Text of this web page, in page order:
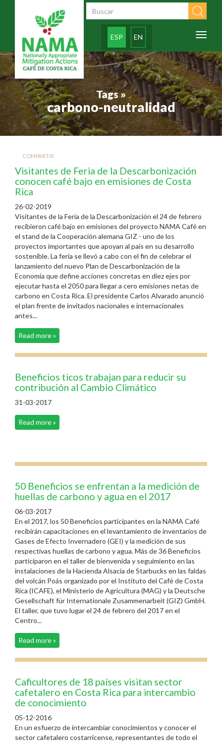
Formulario de
búsqueda
ESP EN
Toggle
Tags »
carbono-neutralidad
COMPARTIR
Visitantes de Feria de la Descarbonización
conocen café bajo en emisiones de Costa
Rica
26-02-2019
Visitantes de la Feria de la Descarbonización el 24 de febrero
recibieron café bajo en emisiones del proyecto NAMA Café en
el stand de la Cooperación alemana GIZ - uno de los
proyectos importantes que apoyan al país en su desarrollo
sostenible. La feria se llevó a cabo con el fin de celebrar el
lanzamiento del nuevo Plan de Descarbonización de la
Economía que define acciones concretas en diez ejes por
ejecutar hasta el 2050 para llegar a cero emisiones netas de
carbono en Costa Rica. El presidente Carlos Alvarado anunció
el plan frente de invitados nacionales e internacionales
antes...
Read more »
Beneficios ticos trabajan para reducir su
contribución al Cambio Climático
31-03-2017
Read more »
50 Beneficios se enfrentan a la medición de
huellas de carbono y agua en el 2017
06-03-2017
En el 2017, los 50 Beneficios participantes en la NAMA Café
recibirán capacitaciones en el levantamiento de inventarios de
Gases de Efecto Invernadero (GEI) y la medición de sus
respectivas huellas de carbono y agua. Más de 36 Beneficios
participaron en el taller de bienvenida y seguimiento en las
instalaciones de la Hacienda Alsacia de Starbucks en las faldas
del volcán Poás organizado por el Instituto del Café de Costa
Rica (ICAFE), el Ministerio de Agricultura (MAG) y la Deutsche
Gesellschaft für Internationale Zusammenarbeit (GIZ) GmbH.
El taller, que tuvo lugar el 24 de febrero del 2017 en el
Centro...
Read more »
Caficultores de 18 países visitan sector
cafetalero en Costa Rica para intercambio
de conocimiento
05-12-2016
En un esfuerzo de intercambiar conocimientos y conocer el
sector cafetalero costarricense, representantes de todo el